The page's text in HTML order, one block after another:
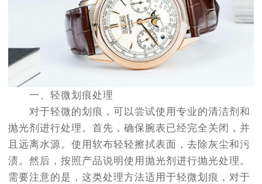
一、轻微划痕处理
对于轻微的划痕，可以尝试使用专业的清洁剂和
抛光剂进行处理。首先，确保腕表已经完全关闭，并
且远离水源。使用软布轻轻擦拭表面，去除灰尘和污
渍。然后，按照产品说明使用抛光剂进行抛光处理。
需要注意的是，这类处理方法适用于轻微划痕，对于